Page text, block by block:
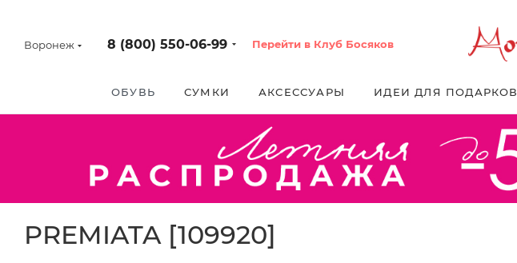
Воронеж 8 (800) 550-06-99 Перейти в Клуб Босяков
ОБУВЬ СУМКИ АКСЕССУАРЫ ИДЕИ ДЛЯ ПОДАРКОВ
PREMIATA [109920]